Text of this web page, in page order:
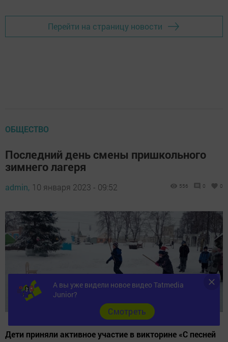
Перейти на страницу новости
ОБЩЕСТВО
Последний день смены пришкольного
зимнего лагеря
admin, 10 января 2023 - 09:52 556 0 0
Дети приняли активное участие в викторине «С песней
А вы уже видели новое видео Tatmedia
Junior?
Cмотреть